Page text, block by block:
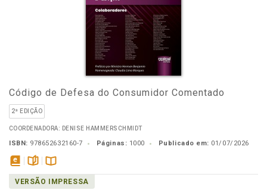
Código de Defesa do Consumidor Comentado
2ª EDIÇÃO
COORDENADORA: DENISE HAMMERSCHMIDT
ISBN: 978652632160-7 Páginas: 1000 Publicado em: 01/07/2026
disponível
em
páginasDisponível
na
VERSÃO IMPRESSA